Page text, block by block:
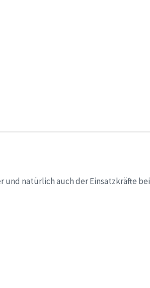
natürlich auch der Einsatzkräfte bei